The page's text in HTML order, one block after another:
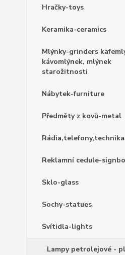
Hračky-toys
Keramika-ceramics
Mlýnky-grinders
kávomlýnek, mlýnek
starožitnosti
Nábytek-furniture
Předměty z kovů-metal
Reklamní cedule-
Sklo-glass
Sochy-statues
Svítidla-lights
Lampy petrolejové -